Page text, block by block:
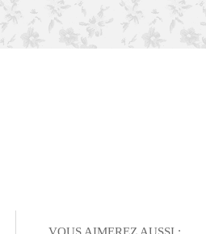
VOUS AIMEREZ AUSSI :